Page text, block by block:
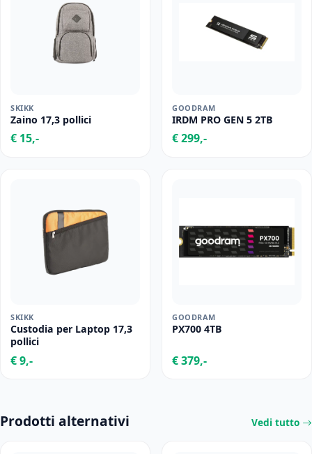
SKIKK
Zaino 17,3 pollici
€ 15,-
GOODRAM
IRDM PRO GEN 5 2TB
€ 299,-
SKIKK
Custodia per Laptop 17,3
pollici
€ 9,-
GOODRAM
PX700 4TB
€ 379,-
Prodotti alternativi Vedi tutto